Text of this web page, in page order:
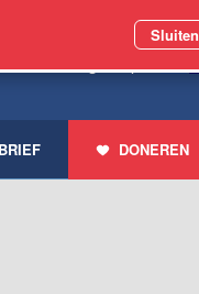
DONEREN
Sluiten